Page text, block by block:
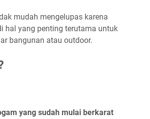
mudah mengelupas karena
hal yang penting terutama untuk
bangunan atau outdoor.
yang sudah mulai berkarat